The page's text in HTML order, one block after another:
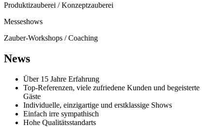
Produktizauberei / Konzeptzauberei
Messeshows
Zauber-Workshops / Coaching
News
Über 15 Jahre Erfahrung
Top-Referenzen, viele zufriedene Kunden und begeisterte
Gäste
Individuelle, einzigartige und erstklassige Shows
Einfach irre sympathisch
Hohe Qualitätsstandarts